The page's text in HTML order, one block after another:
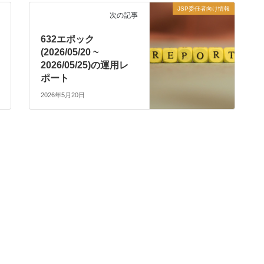
JSP委任者向け情報
次の記事
632エポック
(2026/05/20 ~
2026/05/25)の運用レ
ポート
2026年5月20日